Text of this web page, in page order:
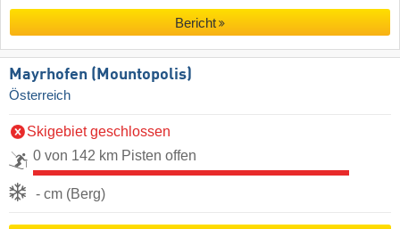
Bericht
Mayrhofen (Mountopolis)
Österreich
Skigebiet geschlossen
0 von 142 km Pisten offen
- cm (Berg)